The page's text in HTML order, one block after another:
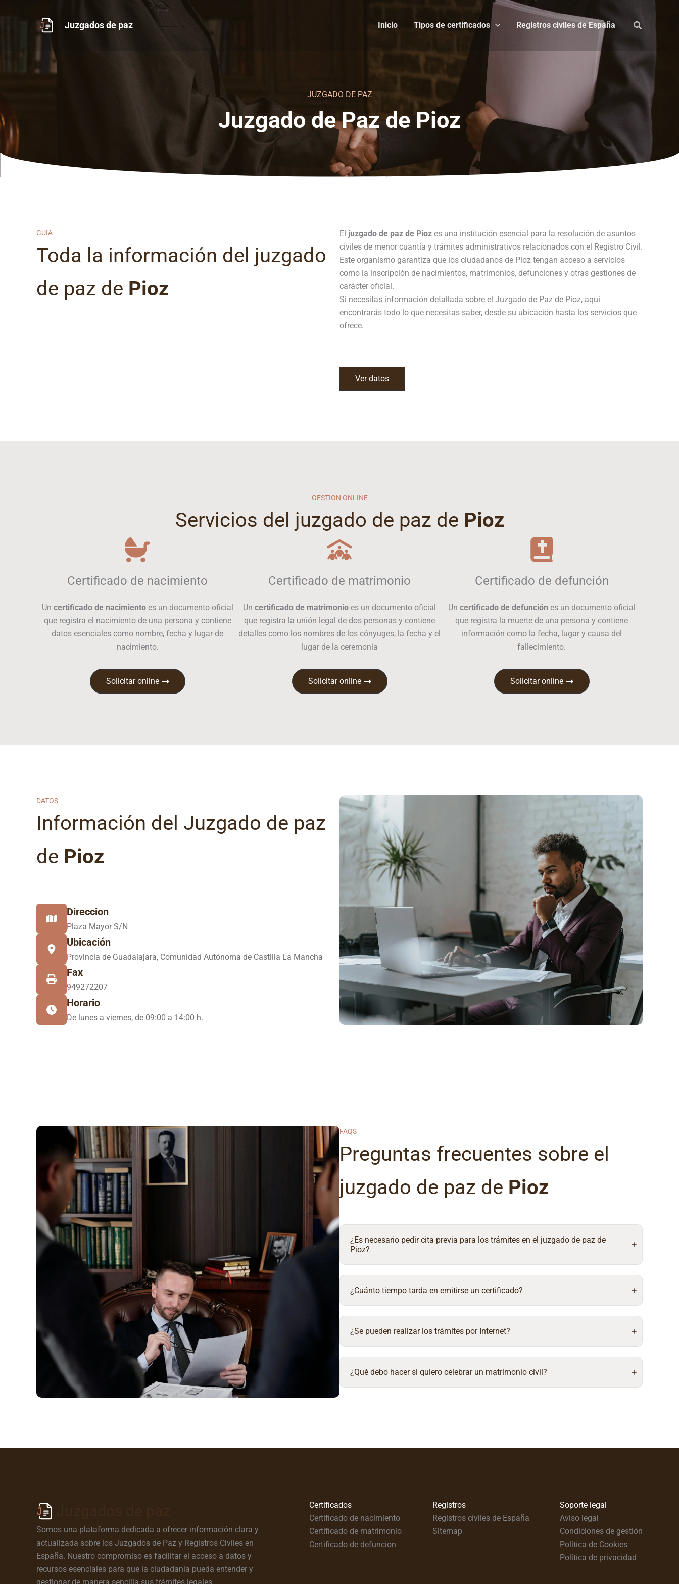
Juzgados de paz Inicio Tipos de certificados Registros civiles de España
JUZGADO DE PAZ
Juzgado de Paz de Pioz
GUIA
Toda la información del juzgado
de paz de Pioz
El juzgado de paz de Pioz es una institución esencial para la resolución de asuntos
civiles de menor cuantía y trámites administrativos relacionados con el Registro Civil.
Este organismo garantiza que los ciudadanos de Pioz tengan acceso a servicios
como la inscripción de nacimientos, matrimonios, defunciones y otras gestiones de
carácter oficial.
Si necesitas información detallada sobre el Juzgado de Paz de Pioz, aquí
encontrarás todo lo que necesitas saber, desde su ubicación hasta los servicios que
ofrece.
Ver datos
GESTION ONLINE
Servicios del juzgado de paz de Pioz
Certificado de nacimiento
Un certificado de nacimientoes un documento oficial
que registra el nacimiento de una persona y contiene
datos esenciales como nombre, fecha y lugar de
nacimiento.
Solicitar online
Certificado de matrimonio
Un certificado de matrimonio es un documento oficial
que registra la unión legal de dos personas y contiene
detalles como los nombres de los cónyuges, la fecha y el
lugar de la ceremonia
Solicitar online
Certificado de defunción
Un certificado de defunción es un documento oficial
que registra la muerte de una persona y contiene
información como la fecha, lugar y causa del
fallecimiento.
Solicitar online
DATOS
Información del Juzgado de paz
de Pioz
Direccion
Plaza Mayor S/N
Ubicación
Provincia de Guadalajara, Comunidad Autónoma de Castilla La Mancha
Fax
949272207
Horario
De lunes a viernes, de 09:00 a 14:00 h.
FAQS
Preguntas frecuentes sobre el
juzgado de paz de Pioz
¿Es necesario pedir cita previa para los trámites en el juzgado de paz de
Pioz?
¿Cuánto tiempo tarda en emitirse un certificado?
¿Se pueden realizar los trámites por Internet?
¿Qué debo hacer si quiero celebrar un matrimonio civil?
Somos una plataforma dedicada a ofrecer información clara y
actualizada sobre los Juzgados de Paz y Registros Civiles en
España. Nuestro compromiso es facilitar el acceso a datos y
recursos esenciales para que la ciudadanía pueda entender y
Certificados
Certificado de nacimiento
Certificado de matrimonio
Certificado de defuncion
Registros
Registros civiles de España
Sitemap
Soporte legal
Aviso legal
Condiciones de gestión
Política de Cookies
Política de privacidad